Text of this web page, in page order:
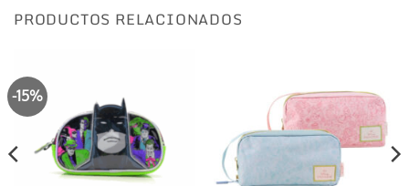
PRODUCTOS RELACIONADOS
-15%